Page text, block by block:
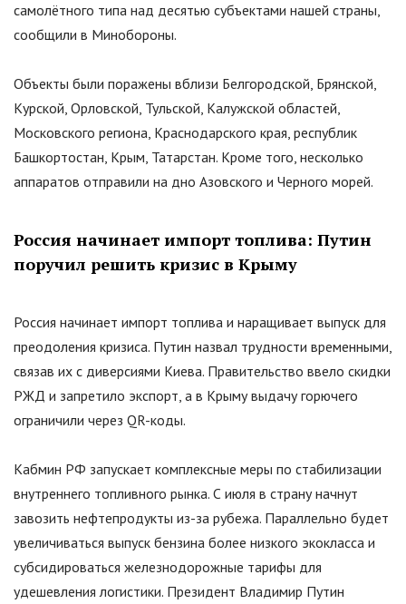
самолётного типа над десятью субъектами нашей страны,
сообщили в Минобороны.
Объекты были поражены вблизи Белгородской, Брянской,
Курской, Орловской, Тульской, Калужской областей,
Московского региона, Краснодарского края, республик
Башкортостан, Крым, Татарстан. Кроме того, несколько
аппаратов отправили на дно Азовского и Черного морей.
Россия начинает импорт топлива: Путин
поручил решить кризис в Крыму
Россия начинает импорт топлива и наращивает выпуск для
преодоления кризиса. Путин назвал трудности временными,
связав их с диверсиями Киева. Правительство ввело скидки
РЖД и запретило экспорт, а в Крыму выдачу горючего
ограничили через QR-коды.
Кабмин РФ запускает комплексные меры по стабилизации
внутреннего топливного рынка. С июля в страну начнут
завозить нефтепродукты из-за рубежа. Параллельно будет
увеличиваться выпуск бензина более низкого экокласса и
субсидироваться железнодорожные тарифы для
удешевления логистики. Президент Владимир Путин